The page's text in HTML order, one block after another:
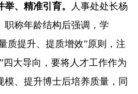
、精准引育。
人事处处长杨
职称年龄结构后强调，学
质提升、提质增效”原则，注
大导向，要将人才工作作为
、提升博士后培养质量，同